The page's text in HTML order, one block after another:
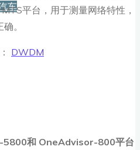
车平台，用于测量网络特性，
。
DWDM
5800和 OneAdvisor-800平台